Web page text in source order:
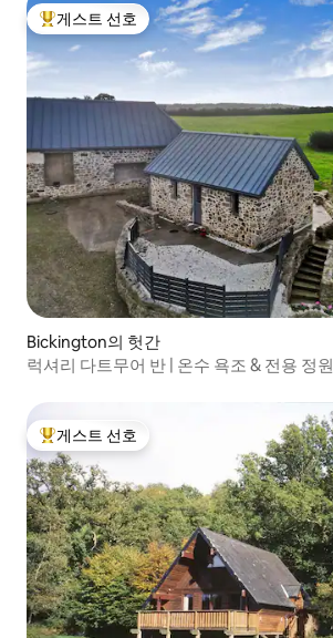
상위 게스트 선호
게스트 선호
Bickington의 헛간
럭셔리 다트무어 반 | 온수 욕조 & 전용 정원
상위 게스트 선호
게스트 선호